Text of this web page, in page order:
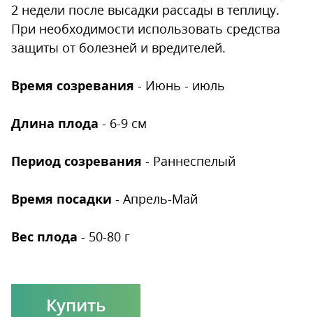
2 недели после высадки рассады в теплицу.
При необходимости использовать средства
защиты от болезней и вредителей.
Время созревания - Июнь - июль
Длина плода - 6-9 см
Период созревания - Раннеспелый
Время посадки - Апрель-Май
Вес плода - 50-80 г
Купить